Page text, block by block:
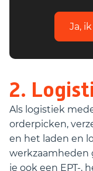
Ja,
2.
Als logistiek
orderpicken,
en het laden en
werkzaamheden
je ook een EPT-,